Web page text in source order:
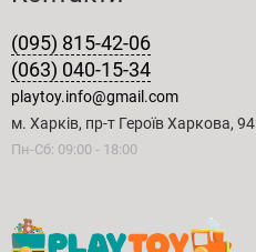
(095) 815-42-06
(063) 040-15-34
playtoy.info@gmail.com
м. Харків, пр-т Героїв Харкова, 94
Пн-Сб: 09:00 - 18:00